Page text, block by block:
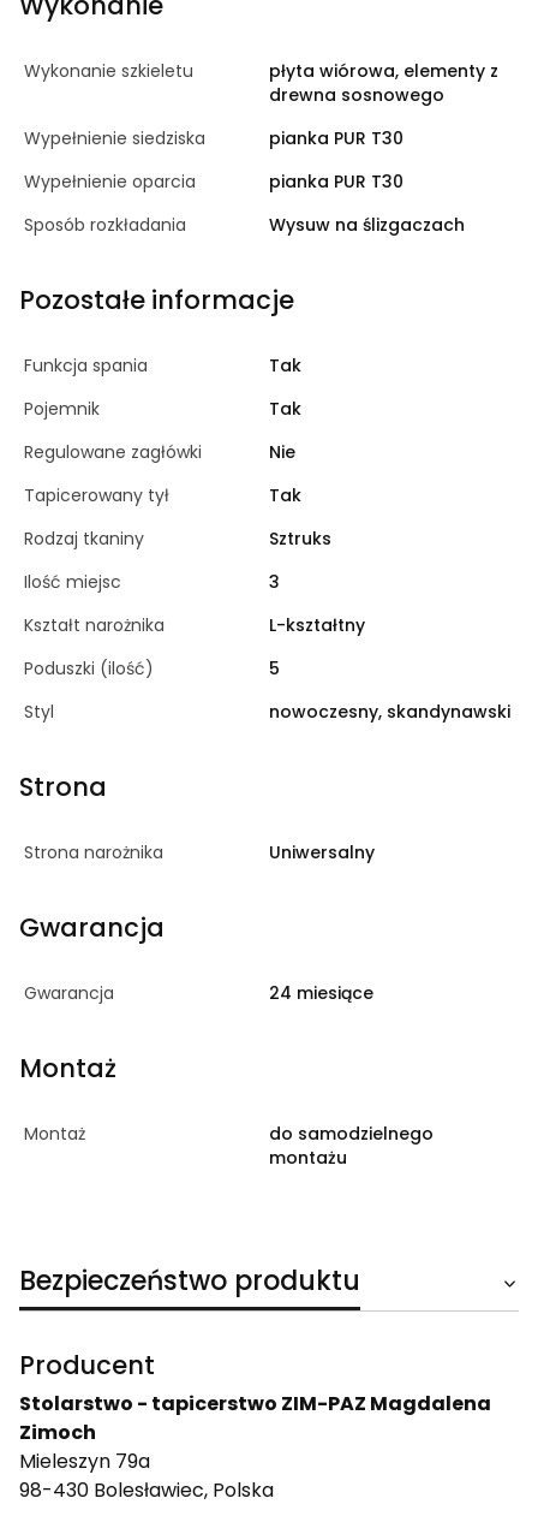
Wykonanie szkieletu
płyta wiórowa, elementy z
drewna sosnowego
Wypełnienie siedziska
pianka PUR T30
Wypełnienie oparcia
pianka PUR T30
Sposób rozkładania
Wysuw na ślizgaczach
Pozostałe informacje
Funkcja spania
Tak
Pojemnik
Tak
Regulowane zagłówki
Nie
Tapicerowany tył
Tak
Rodzaj tkaniny
Sztruks
Ilość miejsc
3
Kształt narożnika
L-kształtny
Poduszki (ilość)
5
Styl
nowoczesny, skandynawski
Strona
Strona narożnika Uniwersalny
Gwarancja
Gwarancja 24 miesiące
Montaż
Montaż
do samodzielnego
montażu
Bezpieczeństwo produktu
Producent
Stolarstwo - tapicerstwo ZIM-PAZ Magdalena
Zimoch
Mieleszyn 79a
98-430 Bolesławiec, Polska